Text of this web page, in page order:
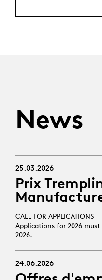
News
25.03.2026
Prix
CALL FOR APPLICATIONS
Applications for 2026
2026.
24.06.2026